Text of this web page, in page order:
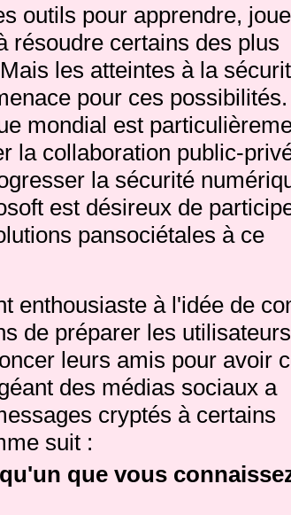
outils pour apprendre,
résoudre certains des plus
Mais les atteintes à la
pour ces
mondial est
la collaboration public-
la sécurité
est désireux de
pansociétales à ce
enthousiaste à l'idée de
de préparer les
leurs amis pour avoir
des médias sociaux a
cryptés à certains
suit :
que vous